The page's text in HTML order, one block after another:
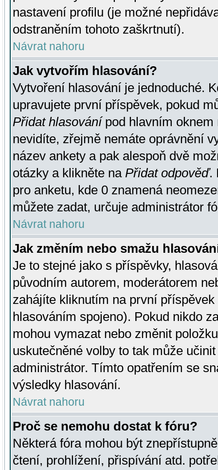
nastavení profilu (je možné
odstraněním tohoto zaškrtnutí).
Návrat nahoru
Jak vytvořím hlasování?
Vytvoření hlasování je jednoduché.
upravujete první příspěvek, pokud
Přidat hlasovánípod hlavním oknem
nevidíte, zřejmě nemáte oprávnění
název ankety a pak alespoň dvě
otázky a klikněte na Přidat odpověď.
pro anketu, kde 0 znamená
můžete zadat, určuje administrátor
Návrat nahoru
Jak změním nebo smažu
Je to stejné jako s příspěvky,
původním autorem, moderátorem
zahájíte kliknutím na první
hlasováním spojeno). Pokud nikdo
mohou vymazat nebo změnit
uskutečněné volby to tak může
administrátor. Tímto opatřením se
výsledky hlasování.
Návrat nahoru
Proč se nemohu dostat k fóru?
Některá fóra mohou být
čtení, prohlížení, přispívání atd.